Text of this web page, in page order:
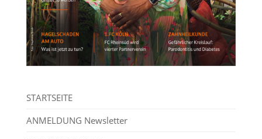
STARTSEITE
ANMELDUNG Newsletter